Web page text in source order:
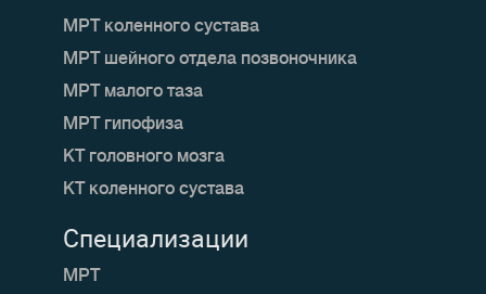
Специализации
МРТ
МРТ коленного сустава
МРТ шейного отдела позвоночника
МРТ малого таза
МРТ гипофиза
КТ головного мозга
КТ коленного сустава